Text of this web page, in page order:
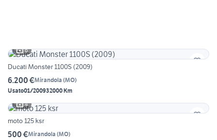
6
Ducati Monster 1100S (2009)
6.200 €Mirandola (MO)
Usato01/200932000 Km
4
moto 125 ksr
500 €Mirandola (MO)